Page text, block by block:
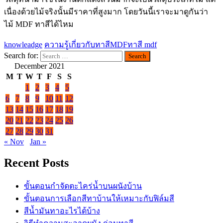
เนื่องด้วยไม้จริงนั้นมีราคาที่สูงมาก โดยวันนี้เราจะมาดูกันว่า
ไม้ MDF ทาสีได้ไหม
knowleadge ความรู้เกี่ยวกับทาสีMDFทาสี mdf
Search for:
December 2021
M T W T F S
S
1
2 3 4
5
6
7 8 9 10 11 12
13 14 15 16 17 18 19
20 21 22 23 24 25 26
27 28 29 30 31
« Nov
Jan »
Recent Posts
ขั้นตอนกำจัดตะไคร่น้ำบนผนังบ้าน
ขั้นตอนการเลือกสีทาบ้านให้เหมาะกับฟิล์มสี
สีน้ำมันทาอะไรได้บ้าง